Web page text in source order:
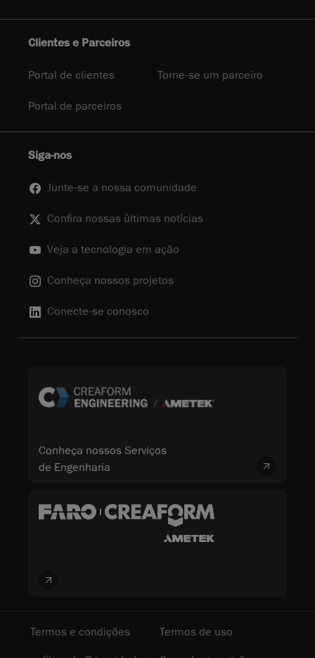
Clientes e Parceiros
Portal de clientes Torne-se um parceiro
Portal de parceiros
Siga-nos
Junte-se a nossa comunidade
Confira nossas últimas notícias
Veja a tecnologia em ação
Conheça nossos projetos
Conecte-se conosco
Conheça nossos Serviços
de Engenharia
Termos e condições
Termos de uso